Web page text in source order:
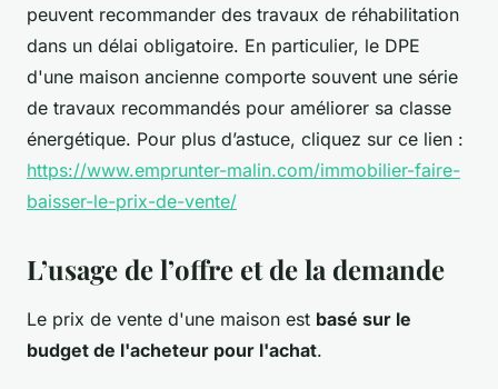
peuvent recommander des travaux de réhabilitation
dans un délai obligatoire. En particulier, le DPE
d'une maison ancienne comporte souvent une série
de travaux recommandés pour améliorer sa classe
énergétique. Pour plus d’astuce, cliquez sur ce lien :
https://www.emprunter-malin.com/immobilier-faire-
baisser-le-prix-de-vente/
L’usage de l’offre et de la demande
Le prix de vente d'une maison est basé sur le
budget de l'acheteur pour l'achat.